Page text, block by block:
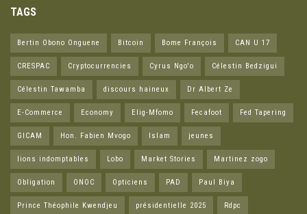
TAGS
Bertin Obono Onguene Bitcoin Bome François CAN U 17
CRESPAC Cryptocurrencies Cyrus Ngo'o Célestin Bedzigui
Célestin Tawamba discours haineux Dr Albert Ze
E-Commerce Economy Elig-Mfomo Fecafoot Fed Tapering
GICAM Hon. Fabien Mvogo Islam jeunes
lions indomptables Lobo Market Stories Martinez zogo
Obligation ONOC Opticiens PAD Paul Biya
Prince Théophile Kwendjeu présidentielle 2025 Rdpc